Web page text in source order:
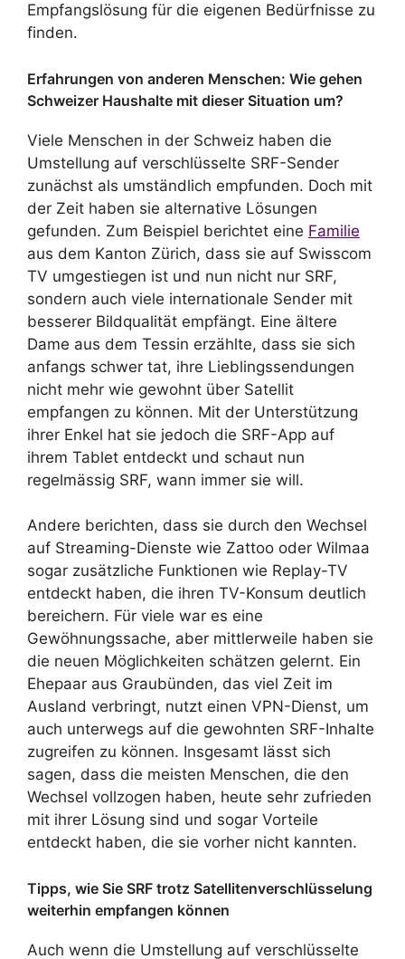
Empfangslösung für die eigenen Bedürfnisse zu
finden.
Erfahrungen von anderen Menschen: Wie gehen
Schweizer Haushalte mit dieser Situation um?
Viele Menschen in der Schweiz haben die
Umstellung auf verschlüsselte SRF-Sender
zunächst als umständlich empfunden. Doch mit
der Zeit haben sie alternative Lösungen
gefunden. Zum Beispiel berichtet eine Familie
aus dem Kanton Zürich, dass sie auf Swisscom
TV umgestiegen ist und nun nicht nur SRF,
sondern auch viele internationale Sender mit
besserer Bildqualität empfängt. Eine ältere
Dame aus dem Tessin erzählte, dass sie sich
anfangs schwer tat, ihre Lieblingssendungen
nicht mehr wie gewohnt über Satellit
empfangen zu können. Mit der Unterstützung
ihrer Enkel hat sie jedoch die SRF-App auf
ihrem Tablet entdeckt und schaut nun
regelmässig SRF, wann immer sie will.
Andere berichten, dass sie durch den Wechsel
auf Streaming-Dienste wie Zattoo oder Wilmaa
sogar zusätzliche Funktionen wie Replay-TV
entdeckt haben, die ihren TV-Konsum deutlich
bereichern. Für viele war es eine
Gewöhnungssache, aber mittlerweile haben sie
die neuen Möglichkeiten schätzen gelernt. Ein
Ehepaar aus Graubünden, das viel Zeit im
Ausland verbringt, nutzt einen VPN-Dienst, um
auch unterwegs auf die gewohnten SRF-Inhalte
zugreifen zu können. Insgesamt lässt sich
sagen, dass die meisten Menschen, die den
Wechsel vollzogen haben, heute sehr zufrieden
mit ihrer Lösung sind und sogar Vorteile
entdeckt haben, die sie vorher nicht kannten.
Tipps, wie Sie SRF trotz Satellitenverschlüsselung
weiterhin empfangen können
Auch wenn die Umstellung auf verschlüsselte